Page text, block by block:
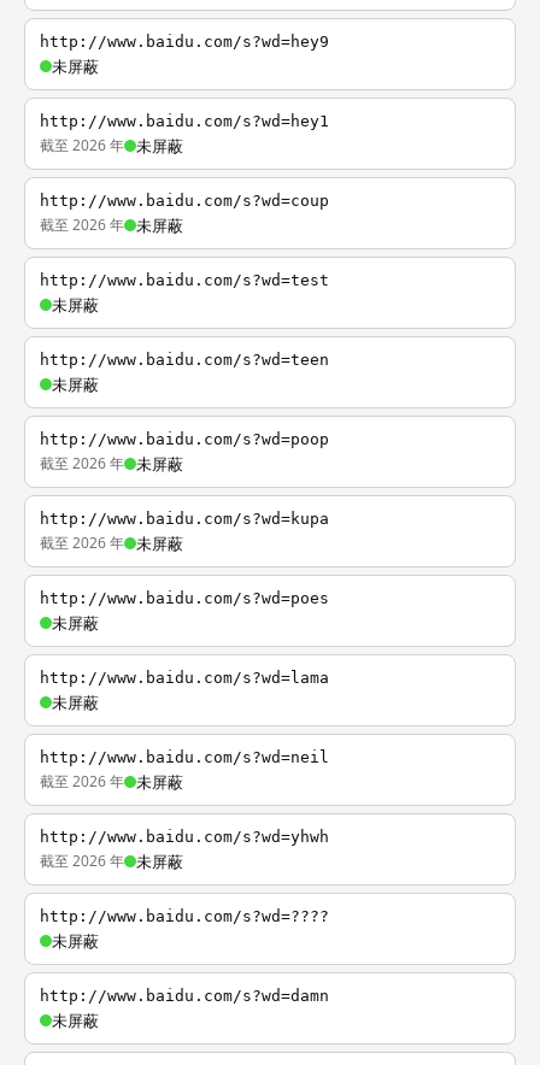
http://www.baidu.com/s?wd=hey9
未屏蔽
http://www.baidu.com/s?wd=hey1
截至 2026 年 未屏蔽
http://www.baidu.com/s?wd=coup
截至 2026 年 未屏蔽
http://www.baidu.com/s?wd=test
未屏蔽
http://www.baidu.com/s?wd=teen
未屏蔽
http://www.baidu.com/s?wd=poop
截至 2026 年 未屏蔽
http://www.baidu.com/s?wd=kupa
截至 2026 年 未屏蔽
http://www.baidu.com/s?wd=poes
未屏蔽
http://www.baidu.com/s?wd=lama
未屏蔽
http://www.baidu.com/s?wd=neil
截至 2026 年 未屏蔽
http://www.baidu.com/s?wd=yhwh
截至 2026 年 未屏蔽
http://www.baidu.com/s?wd=????
未屏蔽
http://www.baidu.com/s?wd=damn
未屏蔽